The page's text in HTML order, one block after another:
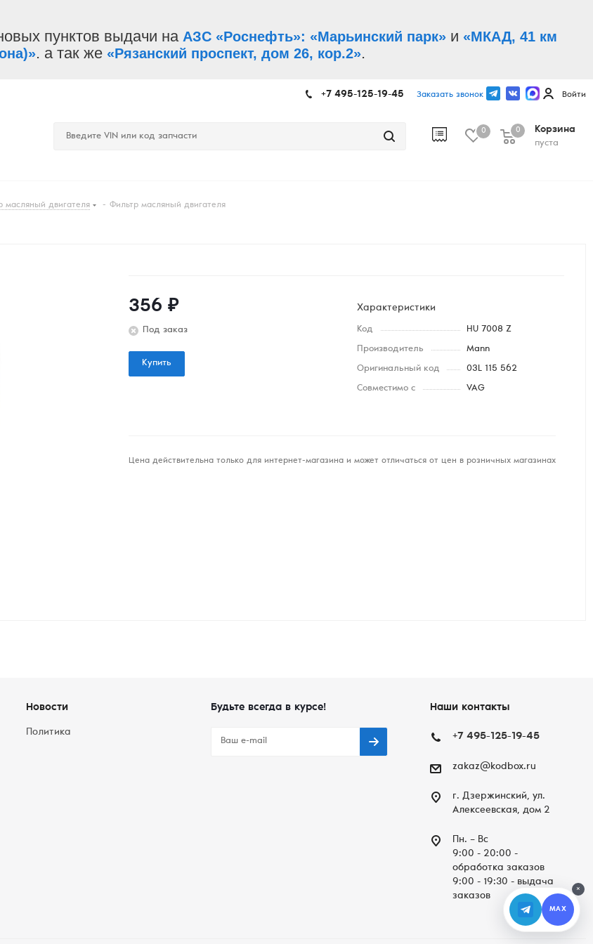
пунктов выдачи на АЗС «Роснефть»: «Марьинский парк» и «МКАД, 41 км
. а так же «Рязанский проспект, дом 26, кор.2».
+7 495-125-19-45 Заказать звонок Войти
0
Корзина
пуста
0
масляный двигателя - Фильтр масляный двигателя
356 ₽
Под заказ
Купить
Характеристики
Код HU 7008 Z
Производитель Mann
Оригинальный код 03L 115 562
Совместимо с VAG
Цена действительна только для интернет-магазина и может отличаться от цен в розничных магазинах
Новости
Политика
Будьте всегда в курсе! Наши контакты
+7 495-125-19-45
zakaz@kodbox.ru
г. Дзержинский, ул.
Алексеевская, дом 2
Пн. – Вc
9:00 - 20:00 -
обработка заказов
9:00 - 19:30 - выдача
заказов
×
MAX